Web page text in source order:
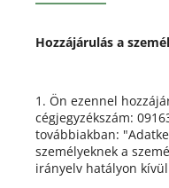
Hozzájárulás a
1. Ön ezennel
cégjegyzékszám:
továbbiakban:
személyeknek a
irányelv hatályon